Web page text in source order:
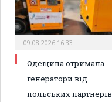
09.08.2026 16:33
Одещина отримала
генератори від
польських партнерів